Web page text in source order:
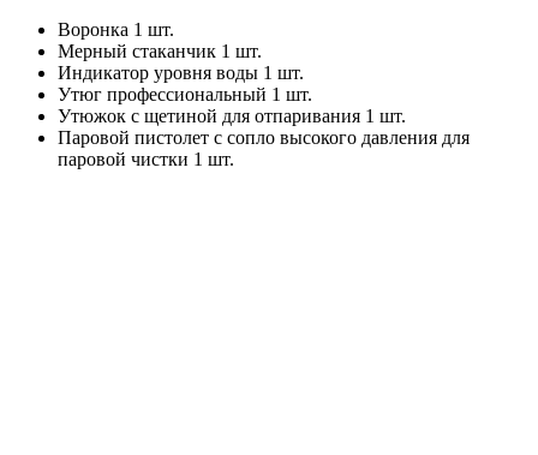
Воронка 1 шт.
Мерный стаканчик 1 шт.
Индикатор уровня воды 1 шт.
Утюг профессиональный 1 шт.
Утюжок с щетиной для отпаривания 1 шт.
Паровой пистолет с сопло высокого давления для
паровой чистки 1 шт.